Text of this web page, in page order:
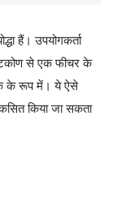
हैं। उपयोगकर्ता
से एक फीचर के
के रूप में। ये ऐसे
किया जा सकता